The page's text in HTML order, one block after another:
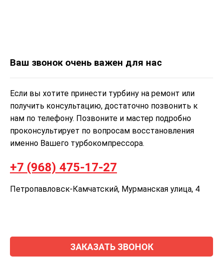
Ваш звонок очень важен для нас
Если вы хотите принести турбину на ремонт или
получить консультацию, достаточно позвонить к
нам по телефону. Позвоните и мастер подробно
проконсультирует по вопросам восстановления
именно Вашего турбокомпрессора.
+7 (968) 475-17-27
Петропавловск-Камчатский, Мурманская улица, 4
ЗАКАЗАТЬ ЗВОНОК